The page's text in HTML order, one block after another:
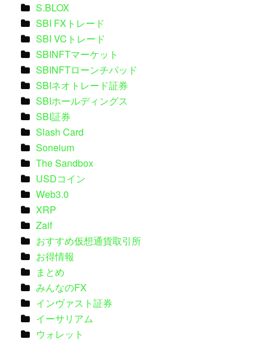
S.BLOX
SBI FXトレード
SBI VCトレード
SBINFTマーケット
SBINFTローンチパッド
SBIネオトレード証券
SBIホールディングス
SBI証券
Slash Card
Soneium
The Sandbox
USDコイン
Web3.0
XRP
Zaif
おすすめ仮想通貨取引所
お得情報
まとめ
みんなのFX
インヴァスト証券
イーサリアム
ウォレット